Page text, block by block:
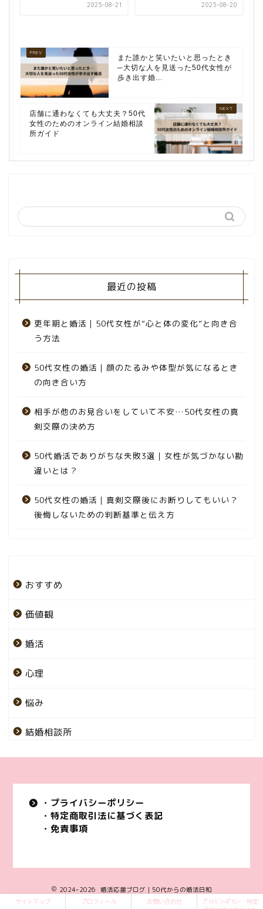
2025-08-21 2025-08-20
また誰かと笑いたいと思ったとき
─大切な人を見送った50代女性が
歩き出す婚...
店舗に通わなくても大丈夫？50代
女性のためのオンライン結婚相談
所ガイド
最近の投稿
更年期と婚活｜50代女性が“心と体の変化”と向き合
う方法
50代女性の婚活｜顔のたるみや体型が気になるとき
の向き合い方
相手が他のお見合いをしていて不安…50代女性の真
剣交際の決め方
50代婚活でありがちな失敗3選｜女性が気づかない勘
違いとは？
50代女性の婚活｜真剣交際後にお断りしてもいい？
後悔しないための判断基準と伝え方
おすすめ
価値観
婚活
心理
悩み
結婚相談所
・プライバシーポリシー
・特定商取引法に基づく表記
・免責事項
2024–2026 婚活応援ブログ｜50代からの婚活日和
サイトマップ
プロフィール お問い合わせ
ﾌﾟﾗｲﾊﾞｼｰﾎﾟﾘｼｰ・特定